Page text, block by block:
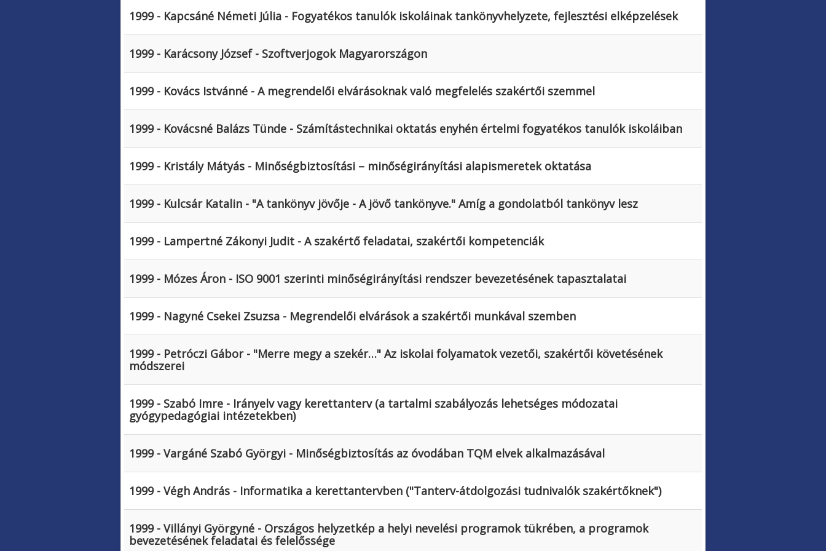
1999 - Kapcsáné Németi Júlia - Fogyatékos tanulók iskoláinak tankönyvhelyzete, fejlesztési elképzelések
1999 - Karácsony József - Szoftverjogok Magyarországon
1999 - Kovács Istvánné - A megrendelői elvárásoknak való megfelelés szakértői szemmel
1999 - Kovácsné Balázs Tünde - Számítástechnikai oktatás enyhén értelmi fogyatékos tanulók iskoláiban
1999 - Kristály Mátyás - Minőségbiztosítási – minőségirányítási alapismeretek oktatása
1999 - Kulcsár Katalin - "A tankönyv jövője - A jövő tankönyve." Amíg a gondolatból tankönyv lesz
1999 - Lampertné Zákonyi Judit - A szakértő feladatai, szakértői kompetenciák
1999 - Mózes Áron - ISO 9001 szerinti minőségirányítási rendszer bevezetésének tapasztalatai
1999 - Nagyné Csekei Zsuzsa - Megrendelői elvárások a szakértői munkával szemben
1999 - Petróczi Gábor - "Merre megy a szekér…" Az iskolai folyamatok vezetői, szakértői követésének
módszerei
1999 - Szabó Imre - Irányelv vagy kerettanterv (a tartalmi szabályozás lehetséges módozatai
gyógypedagógiai intézetekben)
1999 - Vargáné Szabó Györgyi - Minőségbiztosítás az óvodában TQM elvek alkalmazásával
1999 - Végh András - Informatika a kerettantervben ("Tanterv-átdolgozási tudnivalók szakértőknek")
1999 - Villányi Györgyné - Országos helyzetkép a helyi nevelési programok tükrében, a programok
bevezetésének feladatai és felelőssége